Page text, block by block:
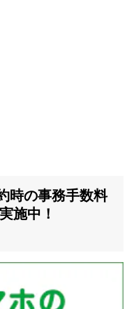
時の事務手数料
施中！